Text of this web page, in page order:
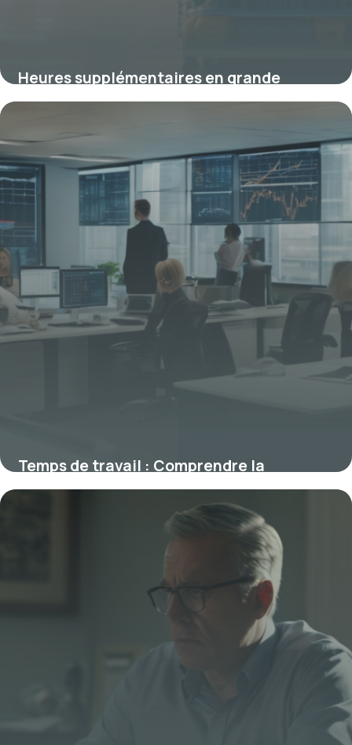
Heures supplémentaires en grande
distribution : réglementation et enjeux
15 janvier 2026
Temps de travail : Comprendre la
législation et optimiser son emploi du